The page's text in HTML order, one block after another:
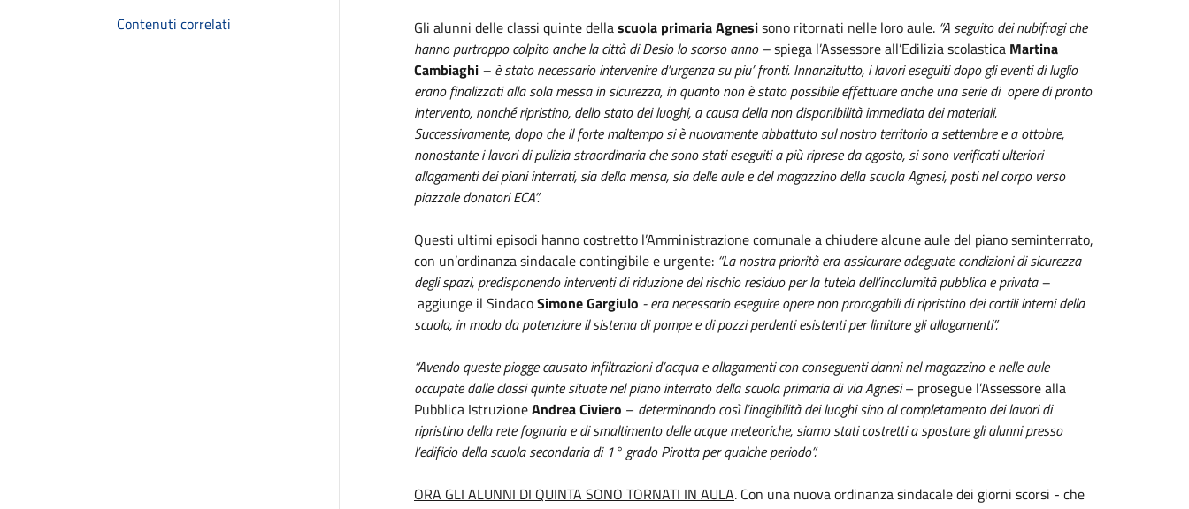
Contenuti correlati
Gli alunni delle classi quinte dellascuola primaria Agnesisono ritornati nelle loro aule. “A seguito dei nubifragi che
hanno purtroppo colpito anche la città di Desio lo scorso anno –spiega l’Assessore all’Edilizia scolastica Martina
Cambiaghi– è stato necessario intervenire d’urgenza su piu’ fronti. Innanzitutto, i lavori eseguiti dopo gli eventi di luglio
erano finalizzati alla sola messa in sicurezza, in quanto non è stato possibile effettuare anche una serie di opere di pronto
intervento, nonché ripristino, dello stato dei luoghi, a causa della non disponibilità immediata dei materiali.
Successivamente, dopo che il forte maltempo si è nuovamente abbattuto sul nostro territorio a settembre e a ottobre,
nonostante i lavori di pulizia straordinaria che sono stati eseguiti a più riprese da agosto, si sono verificati ulteriori
allagamenti dei piani interrati, sia della mensa, sia delle aule e del magazzino della scuola Agnesi, posti nel corpo verso
piazzale donatori ECA”.
Questi ultimi episodi hanno costretto l’Amministrazione comunale a chiudere alcune aule del piano seminterrato,
con un’ordinanza sindacale contingibile e urgente:“La nostra priorità era assicurare adeguate condizioni di sicurezza
degli spazi, predisponendo interventi di riduzione del rischio residuo per la tutela dell’incolumità pubblica e privata –
aggiunge il SindacoSimone Gargiulo -era necessario eseguire opere non prorogabili di ripristino dei cortili interni della
scuola, in modo da potenziare il sistema di pompe e di pozzi perdenti esistenti per limitare gli allagamenti”.
“Avendo queste piogge causato infiltrazioni d’acqua e allagamenti con conseguenti danni nel magazzino e nelle aule
occupate dalle classi quinte situate nel piano interrato della scuola primaria di via Agnesi– prosegue l’Assessore alla
Pubblica IstruzioneAndrea Civiero – determinando così l’inagibilità dei luoghi sino al completamento dei lavori di
ripristino della rete fognaria e di smaltimento delle acque meteoriche, siamo stati costretti a spostare gli alunni presso
l’edificio della scuola secondaria di 1° grado Pirotta per qualche periodo”.
ORA GLI ALUNNI DI QUINTA SONO TORNATI IN AULA. Con una nuova ordinanza sindacale dei giorni scorsi - che